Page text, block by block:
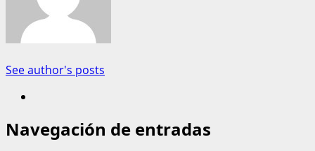
See author's posts
Navegación de entradas